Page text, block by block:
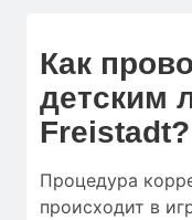
Как
детским
Freistadt?
Процедура
происходит в